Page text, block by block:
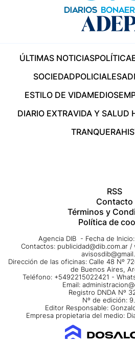
ÚLTIMAS NOTICIASPOLÍTICA
SOCIEDADPOLICIALES
ESTILO DE VIDAMEDIOS
DIARIO EXTRAVIDA Y SALUD
TRANQUERA
RSS
Contacto
Términos y
Política de
Agencia DIB - Fecha de
Contactos: publicidad@dib.com.ar /
Dirección de las oficinas: Calle 48 Nº
de Buenos Aires,
Teléfono: +5492215022421 -
Email:
Registro DNDA Nº
Nº de edición:
Editor Responsable:
Empresa propietaria del medio: